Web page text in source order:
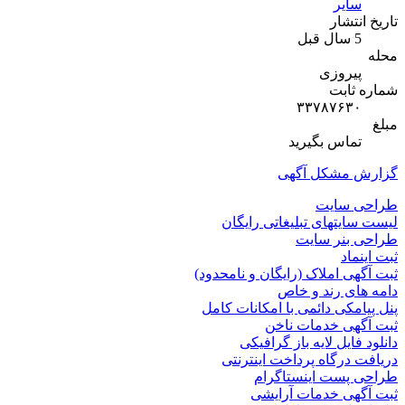
بگیرید
آگهی
تبلیغاتی رایگان
سایت
املاک (رایگان و نامحدود)
رند و خاص
دائمی با امکانات کامل
خدمات ناخن
لایه باز گرافیکی
پرداخت اینترنتی
اینستاگرام
خدمات آرایشی